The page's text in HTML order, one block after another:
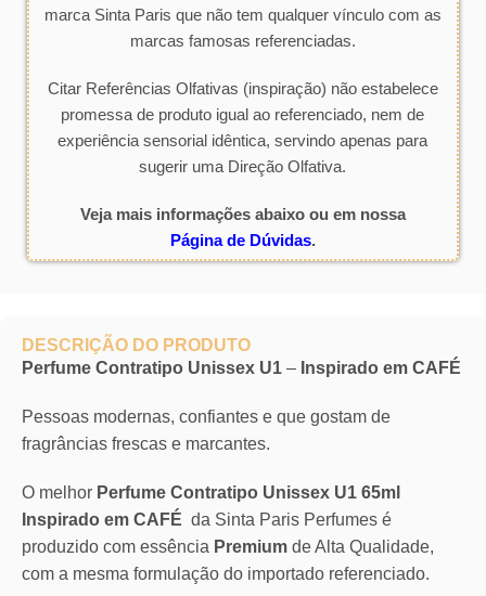
marca Sinta Paris que não tem qualquer vínculo com as
marcas famosas referenciadas.
Citar Referências Olfativas (inspiração) não estabelece
promessa de produto igual ao referenciado, nem de
experiência sensorial idêntica, servindo apenas para
sugerir uma Direção Olfativa.
Veja mais informações abaixo ou em nossa
Página de Dúvidas.
DESCRIÇÃO DO PRODUTO
Perfume Contratipo Unissex U1 – Inspirado em CAFÉ
Pessoas modernas, confiantes e que gostam de
fragrâncias frescas e marcantes.
O melhor Perfume Contratipo Unissex U1 65ml
Inspirado em CAFÉ da Sinta Paris Perfumes é
produzido com essência Premium de Alta Qualidade,
com a mesma formulação do importado referenciado.